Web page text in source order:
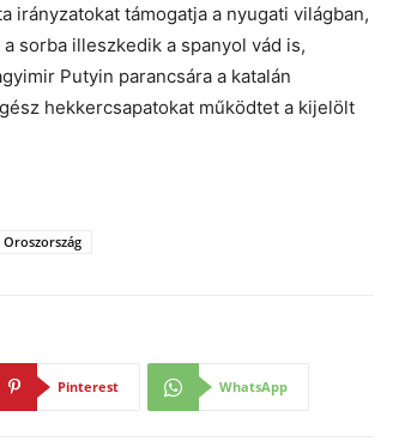
irányzatokat támogatja a nyugati világban,
sorba illeszkedik a spanyol vád is,
Putyin parancsára a katalán
hekkercsapatokat működtet a kijelölt
Oroszország
Pinterest WhatsApp